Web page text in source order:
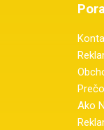
Ako